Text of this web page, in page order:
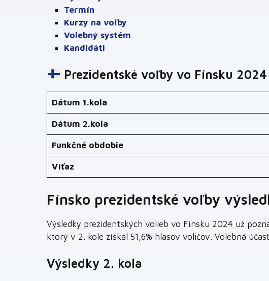
Termín
Kurzy na voľby
Volebný systém
Kandidáti
Prezidentské voľby vo Fínsku 2024
Dátum 1.kola
Dátum 2.kola
Funkčné obdobie
Víťaz
Fínsko prezidentské voľby
Výsledky prezidentských volieb vo Fínsku 2024 už
ktorý v 2. kole získal 51,6% hlasov voličov. Volebná
Výsledky 2. kola